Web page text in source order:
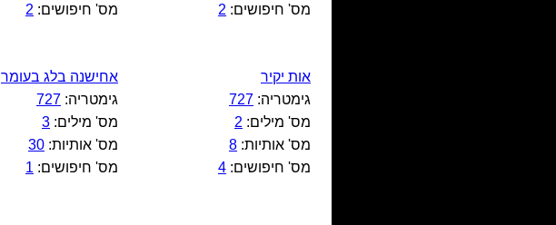
מס' חיפושים: 2
מס' חיפושים: 2
אות יקיר
גימטריה: 727
מס' מילים: 2
מס' אותיות: 8
מס' חיפושים: 4
אחישנה בלג בעומר
גימטריה: 727
מס' מילים: 3
מס' אותיות: 30
מס' חיפושים: 1